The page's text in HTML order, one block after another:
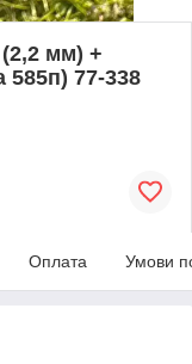
мм) +
585п) 77-338
Оплата Умови